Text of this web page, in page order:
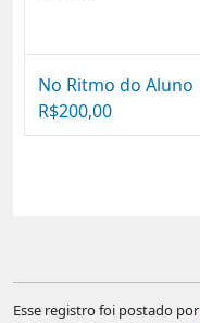
No Ritmo do Aluno
R$200,00
Esse registro foi postado por